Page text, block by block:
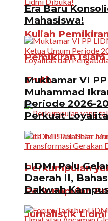
Kuliah
Pemikiran Islam
Truth
Perkumpulan
Perkumpulan
Jurnalistik
Era Baru
Mahasiswa!
Muktamar VI
Muhammad
Periode 2026-
Perkuat
LIDMI Palu
Daerah II,
Dakwah